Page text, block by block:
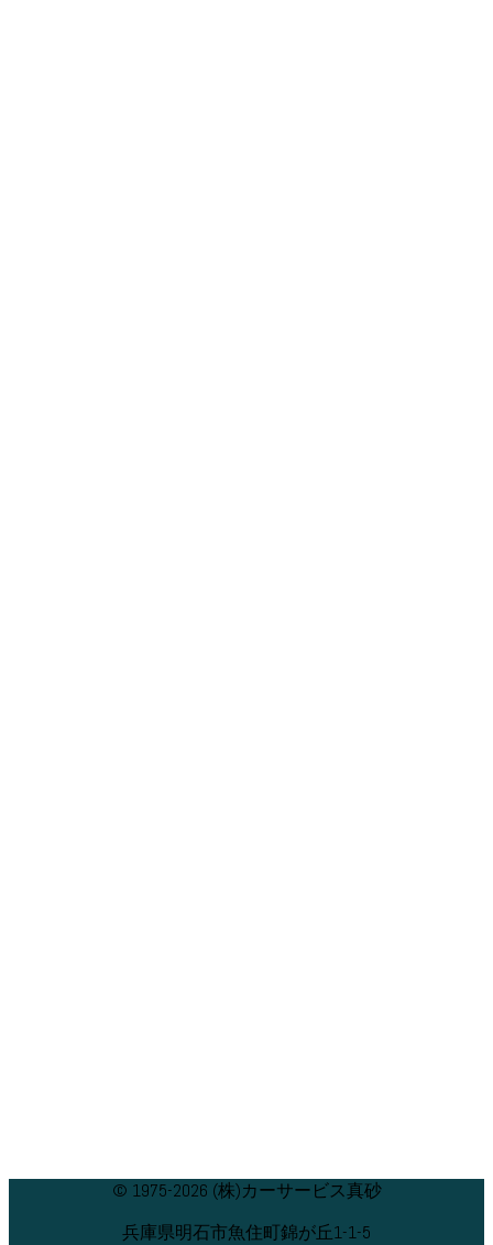
© 1975-2026 (株)カーサービス真砂
兵庫県明石市魚住町錦が丘1-1-5